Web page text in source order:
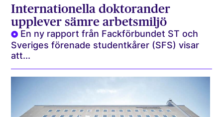
Internationella doktorander
upplever sämre arbetsmiljö
En ny rapport från Fackförbundet ST och
Sveriges förenade studentkårer (SFS) visar
att...